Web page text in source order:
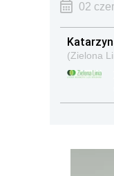
02
(Zielona